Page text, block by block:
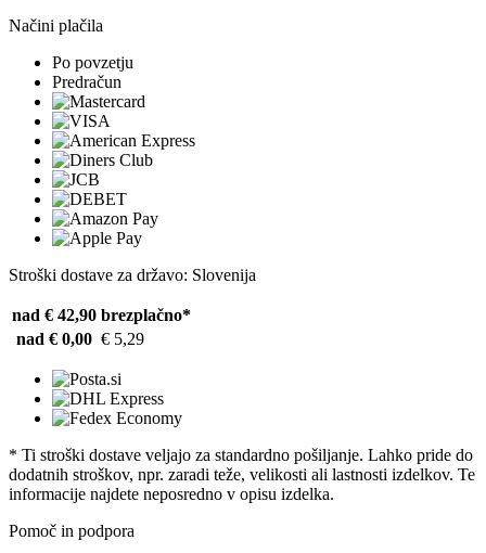
Načini plačila
Po povzetju
Predračun
Stroški dostave za državo: Slovenija
nad € 42,90 brezplačno*
nad € 0,00 € 5,29
* Ti stroški dostave veljajo za standardno pošiljanje. Lahko pride do
dodatnih stroškov, npr. zaradi teže, velikosti ali lastnosti izdelkov. Te
informacije najdete neposredno v opisu izdelka.
Pomoč in podpora